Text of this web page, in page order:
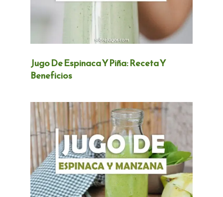
Jugo De Espinaca Y Piña: Receta Y
Beneficios